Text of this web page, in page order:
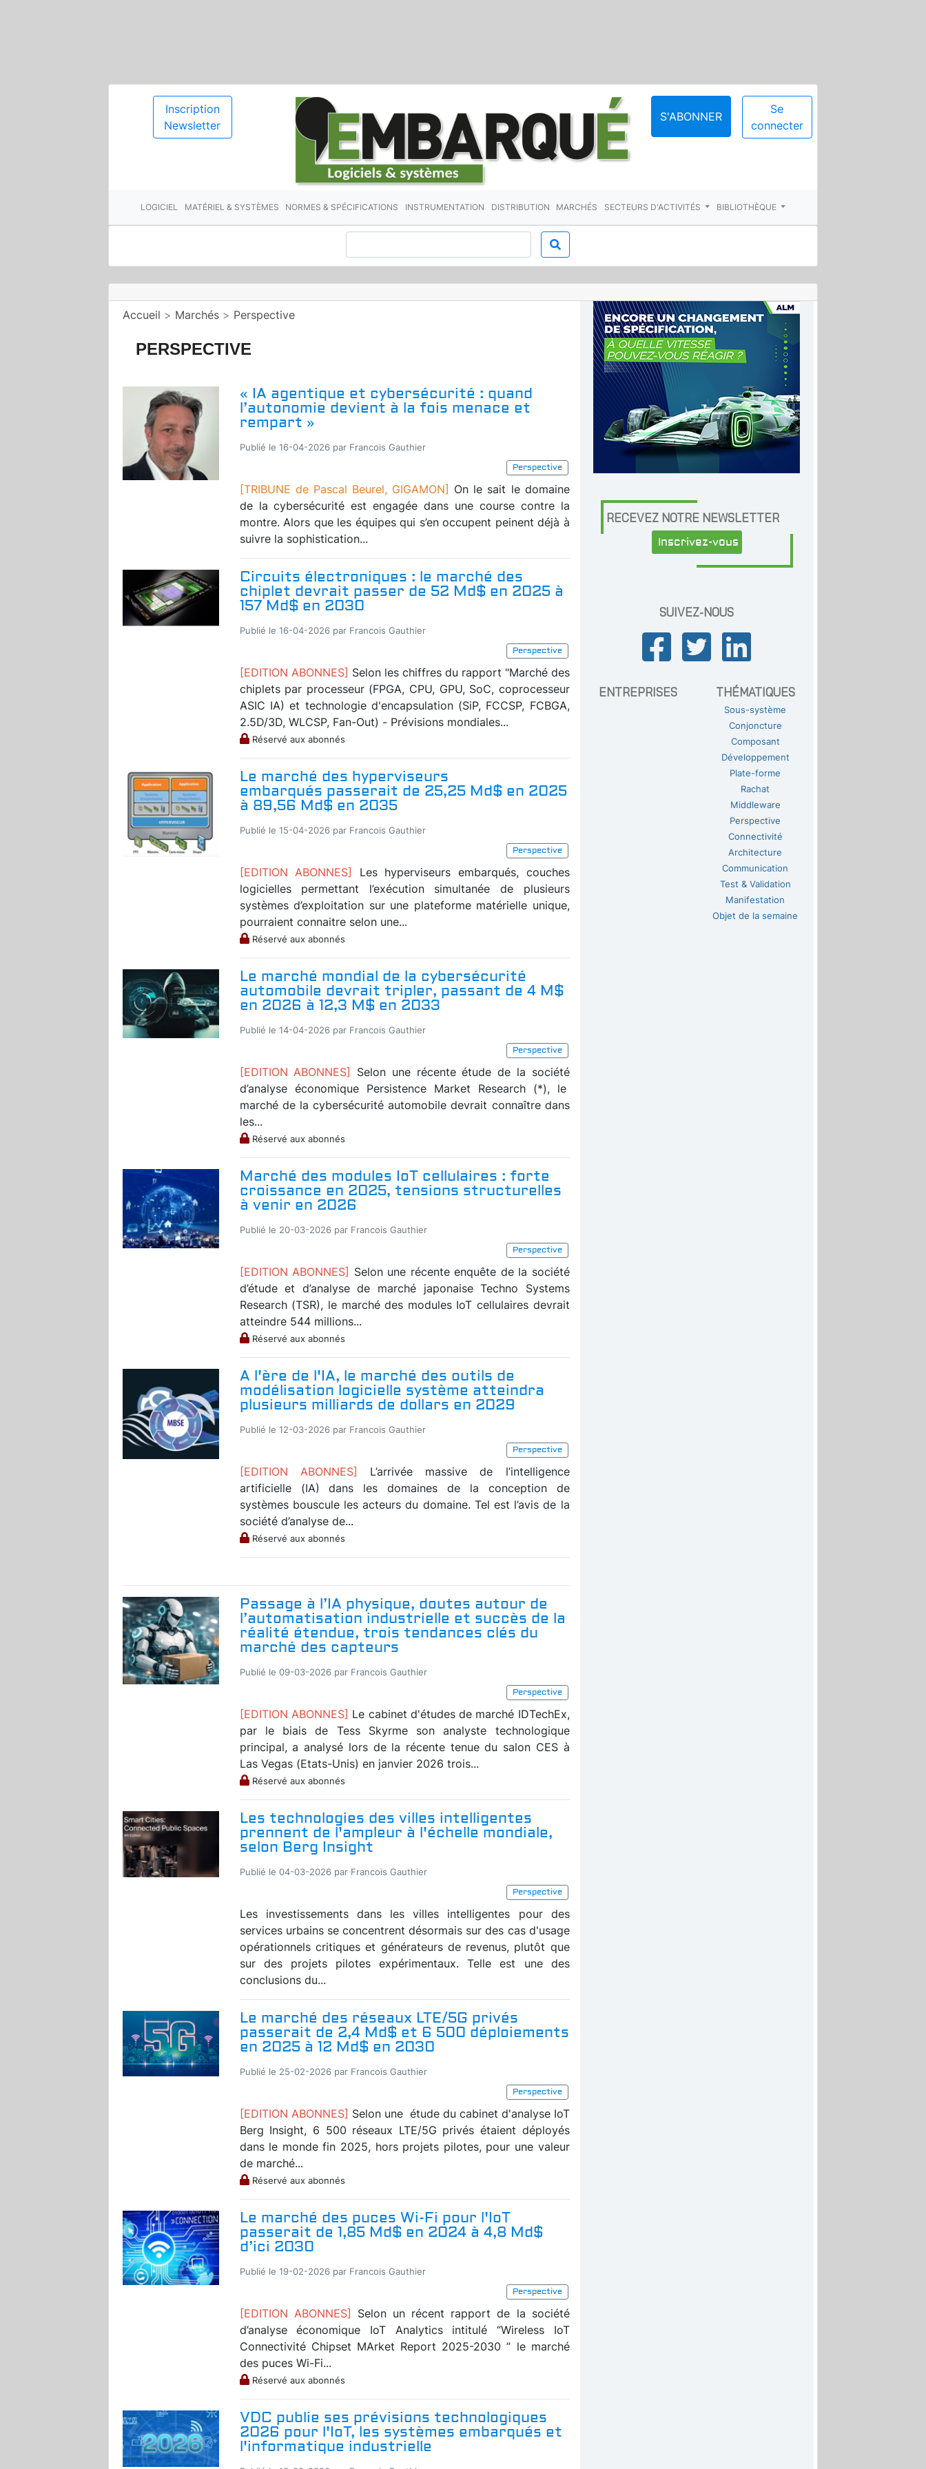
Inscription
Newsletter
S'ABONNER
Se
connecter
LOGICIEL MATÉRIEL & SYSTÈMES NORMES & SPÉCIFICATIONS INSTRUMENTATION DISTRIBUTION MARCHÉS SECTEURS D'ACTIVITÉS BIBLIOTHÈQUE
Accueil > Marchés > Perspective
PERSPECTIVE
« IA agentique et cybersécurité : quand
l’autonomie devient à la fois menace et
rempart »
Publié le 16-04-2026 par Francois Gauthier
Perspective
[TRIBUNE de Pascal Beurel, GIGAMON] On le sait le domaine
de la cybersécurité est engagée dans une course contre la
montre. Alors que les équipes qui s’en occupent peinent déjà à
suivre la sophistication...
Circuits électroniques : le marché des
chiplet devrait passer de 52 Md$ en 2025 à
157 Md$ en 2030
Publié le 16-04-2026 par Francois Gauthier
Perspective
[EDITION ABONNES] Selon les chiffres du rapport "Marché des
chiplets par processeur (FPGA, CPU, GPU, SoC, coprocesseur
ASIC IA) et technologie d'encapsulation (SiP, FCCSP, FCBGA,
2.5D/3D, WLCSP, Fan-Out) - Prévisions mondiales...
Réservé aux abonnés
Le marché des hyperviseurs
embarqués passerait de 25,25 Md$ en 2025
à 89,56 Md$ en 2035
Publié le 15-04-2026 par Francois Gauthier
Perspective
[EDITION ABONNES] Les hyperviseurs embarqués, couches
logicielles permettant l’exécution simultanée de plusieurs
systèmes d’exploitation sur une plateforme matérielle unique,
pourraient connaitre selon une...
Réservé aux abonnés
Le marché mondial de la cybersécurité
automobile devrait tripler, passant de 4 M$
en 2026 à 12,3 M$ en 2033
Publié le 14-04-2026 par Francois Gauthier
Perspective
[EDITION ABONNES] Selon une récente étude de la société
d’analyse économique Persistence Market Research (*), le
marché de la cybersécurité automobile devrait connaître dans
les...
Réservé aux abonnés
Marché des modules IoT cellulaires : forte
croissance en 2025, tensions structurelles
à venir en 2026
Publié le 20-03-2026 par Francois Gauthier
Perspective
[EDITION ABONNES] Selon une récente enquête de la société
d’étude et d’analyse de marché japonaise Techno Systems
Research (TSR), le marché des modules IoT cellulaires devrait
atteindre 544 millions...
Réservé aux abonnés
A l'ère de l'IA, le marché des outils de
modélisation logicielle système atteindra
plusieurs milliards de dollars en 2029
Publié le 12-03-2026 par Francois Gauthier
Perspective
[EDITION ABONNES] L’arrivée massive de l’intelligence
artificielle (IA) dans les domaines de la conception de
systèmes bouscule les acteurs du domaine. Tel est l’avis de la
société d’analyse de...
Réservé aux abonnés
Passage à l’IA physique, doutes autour de
l’automatisation industrielle et succès de la
réalité étendue, trois tendances clés du
marché des capteurs
Publié le 09-03-2026 par Francois Gauthier
Perspective
[EDITION ABONNES] Le cabinet d'études de marché IDTechEx,
par le biais de Tess Skyrme son analyste technologique
principal, a analysé lors de la récente tenue du salon CES à
Las Vegas (Etats-Unis) en janvier 2026 trois...
Réservé aux abonnés
Les technologies des villes intelligentes
prennent de l'ampleur à l'échelle mondiale,
selon Berg Insight
Publié le 04-03-2026 par Francois Gauthier
Perspective
Les investissements dans les villes intelligentes pour des
services urbains se concentrent désormais sur des cas d'usage
opérationnels critiques et générateurs de revenus, plutôt que
sur des projets pilotes expérimentaux. Telle est une des
conclusions du...
Le marché des réseaux LTE/5G privés
passerait de 2,4 Md$ et 6 500 déploiements
en 2025 à 12 Md$ en 2030
Publié le 25-02-2026 par Francois Gauthier
Perspective
[EDITION ABONNES] Selon une étude du cabinet d'analyse IoT
Berg Insight, 6 500 réseaux LTE/5G privés étaient déployés
dans le monde fin 2025, hors projets pilotes, pour une valeur
de marché...
Réservé aux abonnés
Le marché des puces Wi-Fi pour l'IoT
passerait de 1,85 Md$ en 2024 à 4,8 Md$
d’ici 2030
Publié le 19-02-2026 par Francois Gauthier
Perspective
[EDITION ABONNES] Selon un récent rapport de la société
d’analyse économique IoT Analytics intitulé “Wireless IoT
Connectivité Chipset MArket Report 2025-2030 ” le marché
des puces Wi-Fi...
Réservé aux abonnés
VDC publie ses prévisions technologiques
2026 pour l'IoT, les systèmes embarqués et
l'informatique industrielle
RECEVEZ NOTRE NEWSLETTER
Inscrivez-vous
SUIVEZ-NOUS
ENTREPRISES THÉMATIQUES
Sous-système
Conjoncture
Composant
Développement
Plate-forme
Rachat
Middleware
Perspective
Connectivité
Architecture
Communication
Test & Validation
Manifestation
Objet de la semaine